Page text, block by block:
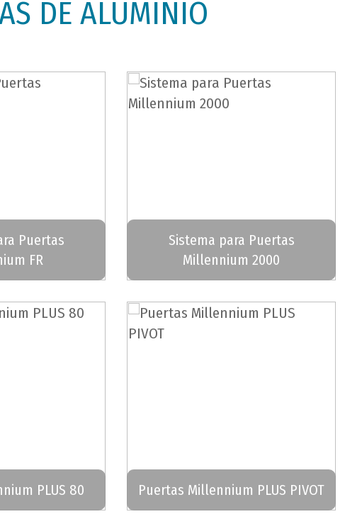
DE ALUMINIO
Puertas
FR
Sistema para Puertas
Millennium 2000
PLUS 80 Puertas Millennium PLUS PIVOT